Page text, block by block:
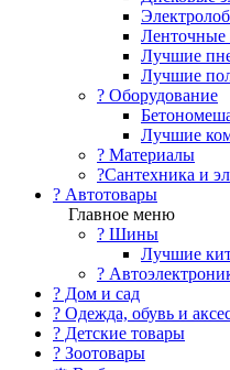
Лучшие
Лучшие
?️ Оборудование
Лучшие
? Материалы
?Сантехника и
? Автотовары
Главное меню
? Шины
Лучшие
?
? Дом и сад
? Одежда, обувь и
? Детские товары
? Зоотовары